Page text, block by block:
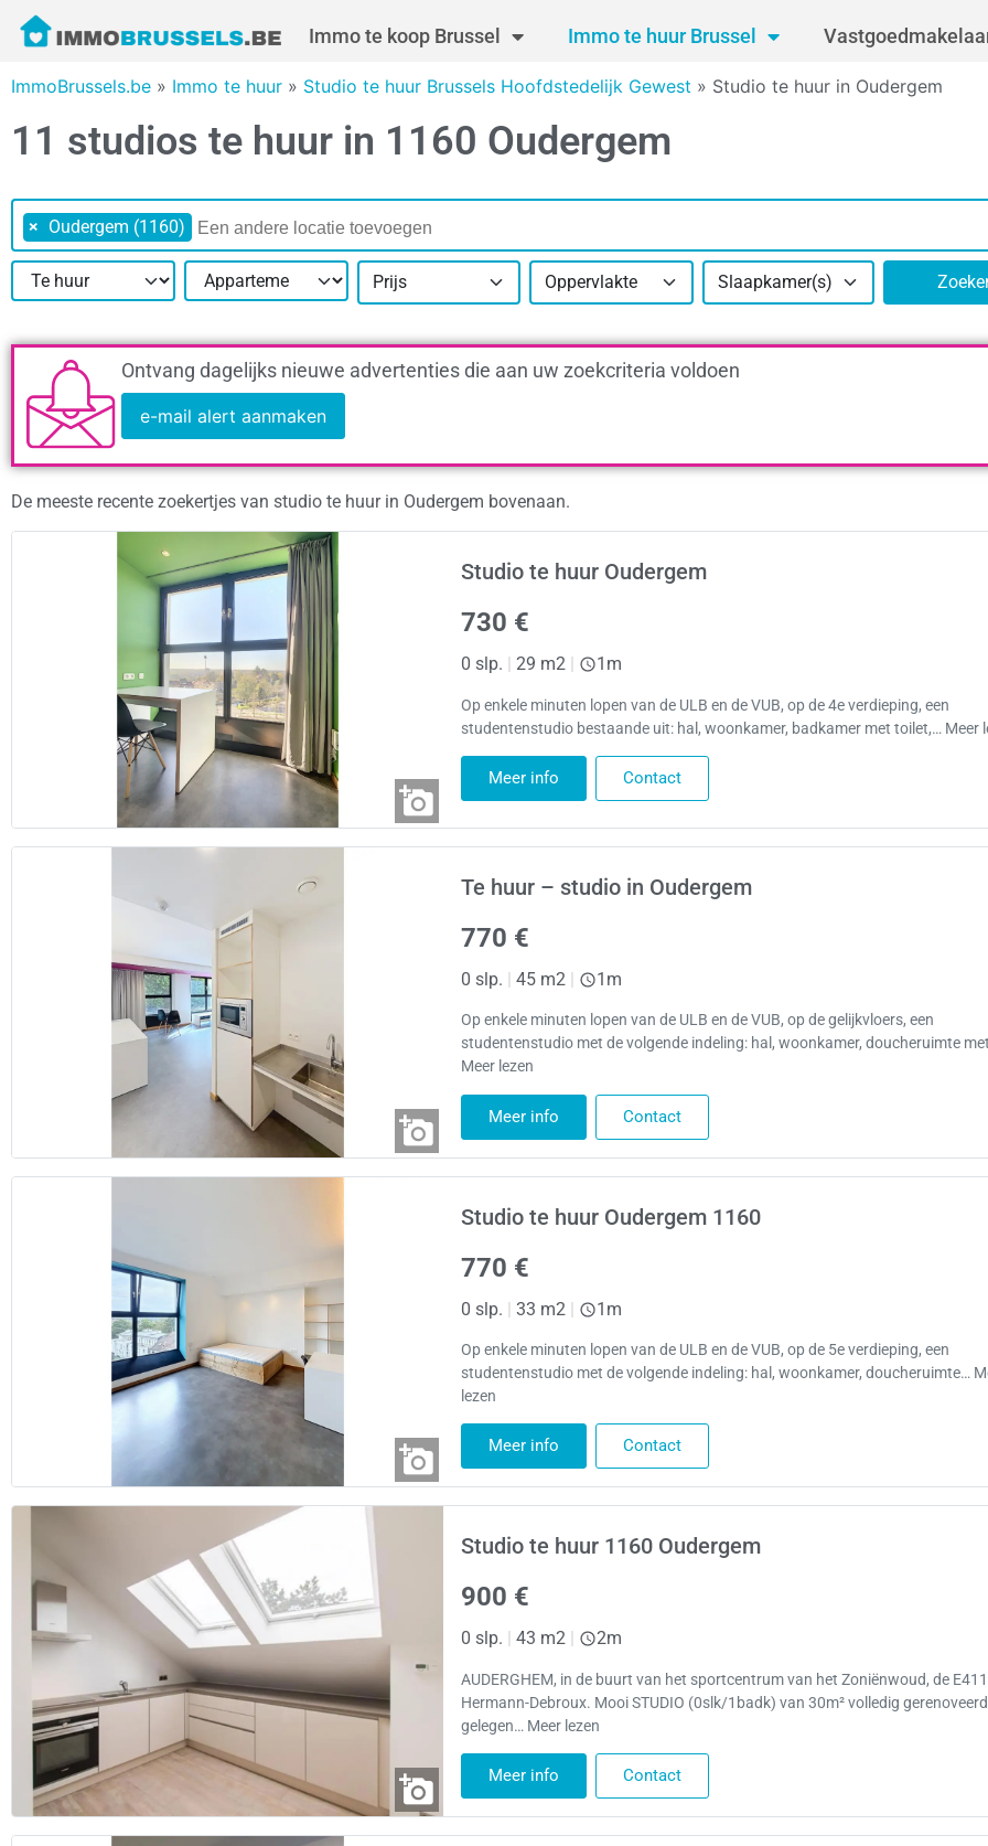
Immo te koop Brussel Immo te huur Brussel
ImmoBrussels.be » Immo te huur » Studio te huur Brussels Hoofdstedelijk Gewest » Studio te huur in Oudergem
11 studios te huur in 1160 Oudergem
× Oudergem (1160)
Prijs Oppervlakte Slaapkamer(s)
Ontvang dagelijks nieuwe advertenties die aan uw zoekcriteria voldoen
e-mail alert aanmaken
De meeste recente zoekertjes van studio te huur in Oudergem bovenaan.
Studio te huur Oudergem
730 €
0 slp. 29 m2 1m
Op enkele minuten lopen van de ULB en de VUB, op de 4e verdieping, een
studentenstudio bestaande uit: hal, woonkamer, badkamer met toilet,… Meer
Meer info Contact
Te huur – studio in Oudergem
770 €
0 slp. | 45 m2 | 1m
Op enkele minuten lopen van de ULB en de VUB, op de gelijkvloers, een
studentenstudio met de volgende indeling: hal, woonkamer, doucheruimte
Meer lezen
Meer info Contact
Studio te huur Oudergem 1160
770 €
0 slp. | 33 m2 | 1m
Op enkele minuten lopen van de ULB en de VUB, op de 5e verdieping, een
studentenstudio met de volgende indeling: hal, woonkamer, doucheruimte…
lezen
Meer info Contact
Studio te huur 1160 Oudergem
900 €
0 slp. 43 m2 2m
AUDERGHEM, in de buurt van het sportcentrum van het Zoniënwoud, de
Hermann-Debroux. Mooi STUDIO (0slk/1badk) van 30m² volledig
gelegen… Meer lezen
Meer info Contact